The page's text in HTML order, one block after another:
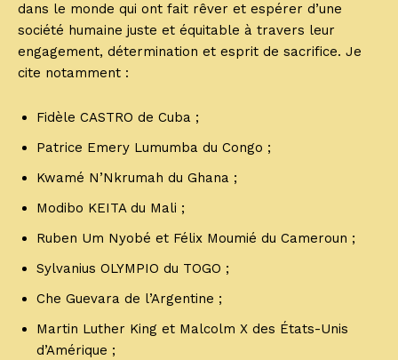
dans le monde qui ont fait rêver et espérer d’une
société humaine juste et équitable à travers leur
engagement, détermination et esprit de sacrifice. Je
cite notamment :
Fidèle CASTRO de Cuba ;
Patrice Emery Lumumba du Congo ;
Kwamé N’Nkrumah du Ghana ;
Modibo KEITA du Mali ;
Ruben Um Nyobé et Félix Moumié du Cameroun ;
Sylvanius OLYMPIO du TOGO ;
Che Guevara de l’Argentine ;
Martin Luther King et Malcolm X des États-Unis
d’Amérique ;